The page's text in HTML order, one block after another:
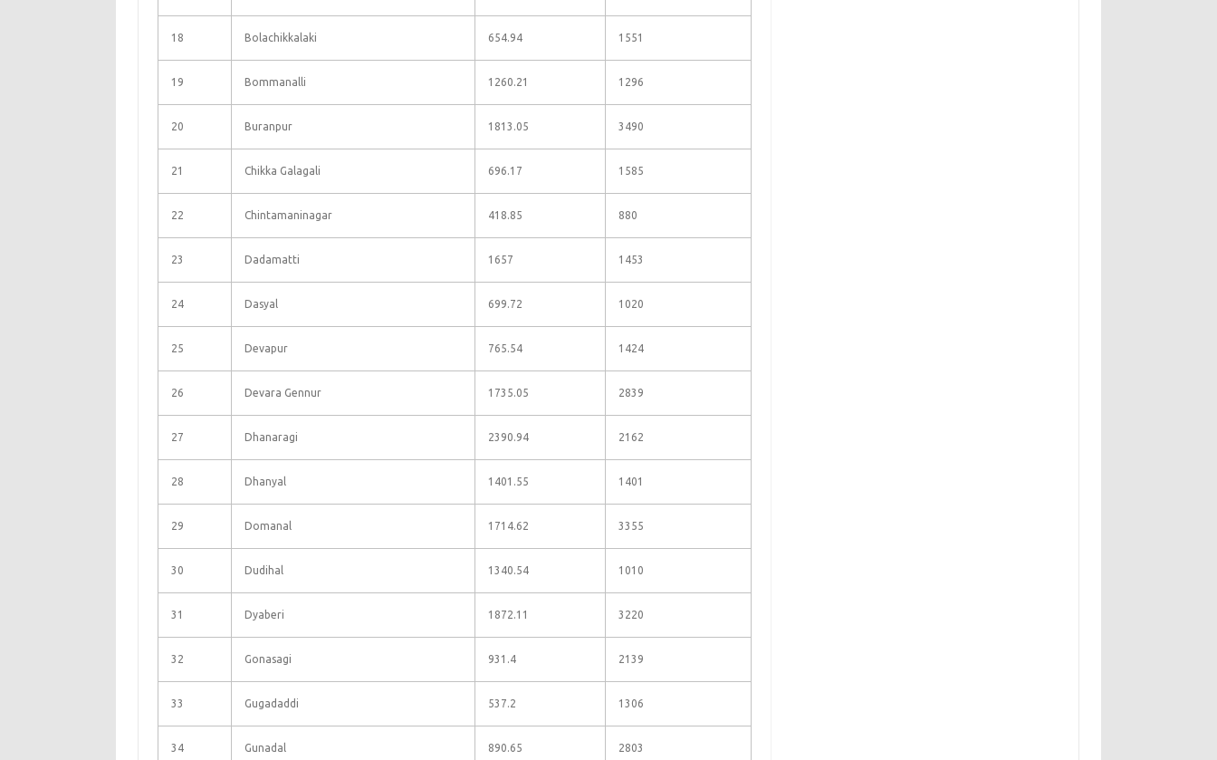
18 Bolachikkalaki 654.94 1551
19 Bommanalli 1260.21 1296
20 Buranpur 1813.05 3490
21 Chikka Galagali 696.17 1585
22 Chintamaninagar 418.85 880
23 Dadamatti 1657 1453
24 Dasyal 699.72 1020
25 Devapur 765.54 1424
26 Devara Gennur 1735.05 2839
27 Dhanaragi 2390.94 2162
28 Dhanyal 1401.55 1401
29 Domanal 1714.62 3355
30 Dudihal 1340.54 1010
31 Dyaberi 1872.11 3220
32 Gonasagi 931.4 2139
33 Gugadaddi 537.2 1306
34 Gunadal 890.65 2803